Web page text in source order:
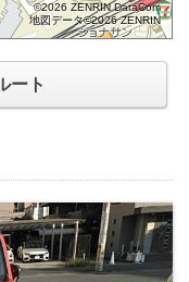
©2026 ZENRIN DataCom
地図データ©2026 ZENRIN
ート